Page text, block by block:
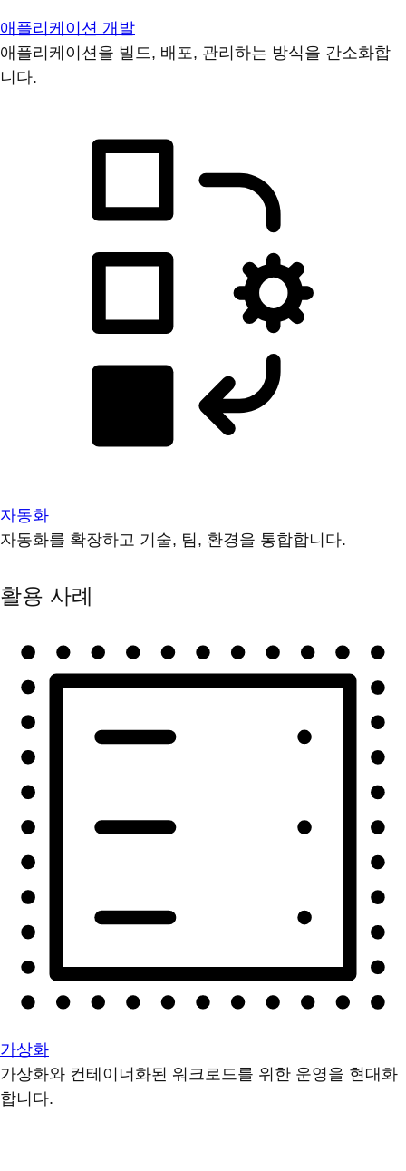
애플리케이션 개발
애플리케이션을 빌드, 배포, 관리하는 방식을 간소화합
니다.
자동화
자동화를 확장하고 기술, 팀, 환경을 통합합니다.
활용 사례
가상화
가상화와 컨테이너화된 워크로드를 위한 운영을 현대화
합니다.